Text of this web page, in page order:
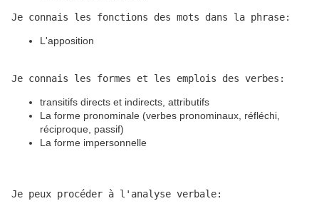
Je connais les fonctions des mots dans la phrase:
L'apposition
Je connais les formes et les emplois des verbes:
transitifs directs et indirects, attributifs
La forme pronominale (verbes pronominaux, réfléchi,
réciproque, passif)
La forme impersonnelle
Je peux procéder à l'analyse verbale: